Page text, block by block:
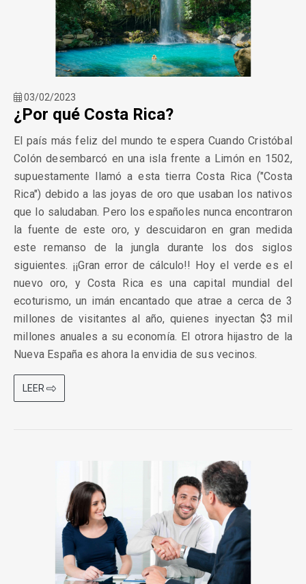
03/02/2023
¿Por qué Costa Rica?
El país más feliz del mundo te espera Cuando Cristóbal
Colón desembarcó en una isla frente a Limón en 1502,
supuestamente llamó a esta tierra Costa Rica ("Costa
Rica") debido a las joyas de oro que usaban los nativos
que lo saludaban. Pero los españoles nunca encontraron
la fuente de este oro, y descuidaron en gran medida
este remanso de la jungla durante los dos siglos
siguientes. ¡¡Gran error de cálculo!! Hoy el verde es el
nuevo oro, y Costa Rica es una capital mundial del
ecoturismo, un imán encantado que atrae a cerca de 3
millones de visitantes al año, quienes inyectan $3 mil
millones anuales a su economía. El otrora hijastro de la
Nueva España es ahora la envidia de sus vecinos.
LEER